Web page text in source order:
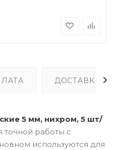
ДОСТАВКА
5 мм, нихром, 5 шт/
точной работы с
используются для